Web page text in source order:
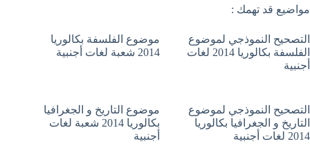
مواضيع قد تهمك :
التصحيح النموذجي لموضوع
الفلسفة بكالوريا 2014 لغات
أجنبية
موضوع الفلسفة بكالوريا
2014 شعبة لغات أجنبية
التصحيح النموذجي لموضوع
التاريخ و الجغرافيا بكالوريا
2014 لغات أجنبية
موضوع التاريخ و الجغرافيا
بكالوريا 2014 شعبة لغات
أجنبية